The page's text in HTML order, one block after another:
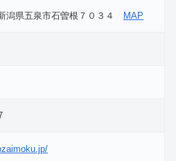
潟県五泉市石曽根７０３４ MAP